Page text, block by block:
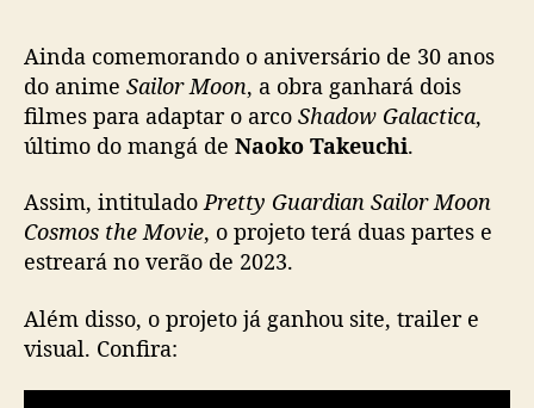
l
o
o
n
g
h
á
Ainda comemorando o aniversário de 30 anos
do anime Sailor Moon, a obra ganhará dois
filmes para adaptar o arco Shadow Galactica,
último do mangá de Naoko Takeuchi.
Assim, intituladoPretty Guardian Sailor Moon
Cosmos the Movie, o projeto terá duas partes e
estreará no verão de 2023.
Além disso, o projeto já ganhou site, trailer e
visual. Confira: